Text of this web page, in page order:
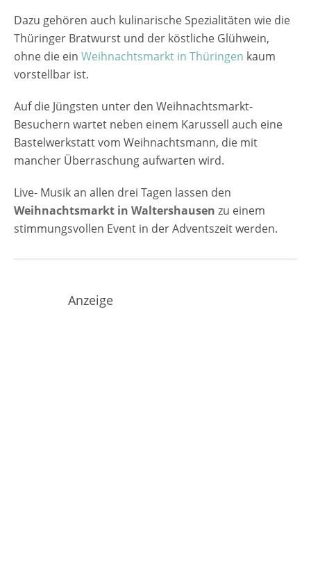
Dazu gehören auch kulinarische Spezialitäten wie die
Thüringer Bratwurst und der köstliche Glühwein,
ohne die ein Weihnachtsmarkt in Thüringen kaum
vorstellbar ist.
Auf die Jüngsten unter den Weihnachtsmarkt-
Besuchern wartet neben einem Karussell auch eine
Bastelwerkstatt vom Weihnachtsmann, die mit
mancher Überraschung aufwarten wird.
Live- Musik an allen drei Tagen lassen den
Weihnachtsmarkt in Waltershausen zu einem
stimmungsvollen Event in der Adventszeit werden.
Anzeige